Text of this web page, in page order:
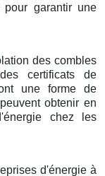
pour garantir une
des combles
certificats de
une forme de
obtenir en
chez les
d'énergie à